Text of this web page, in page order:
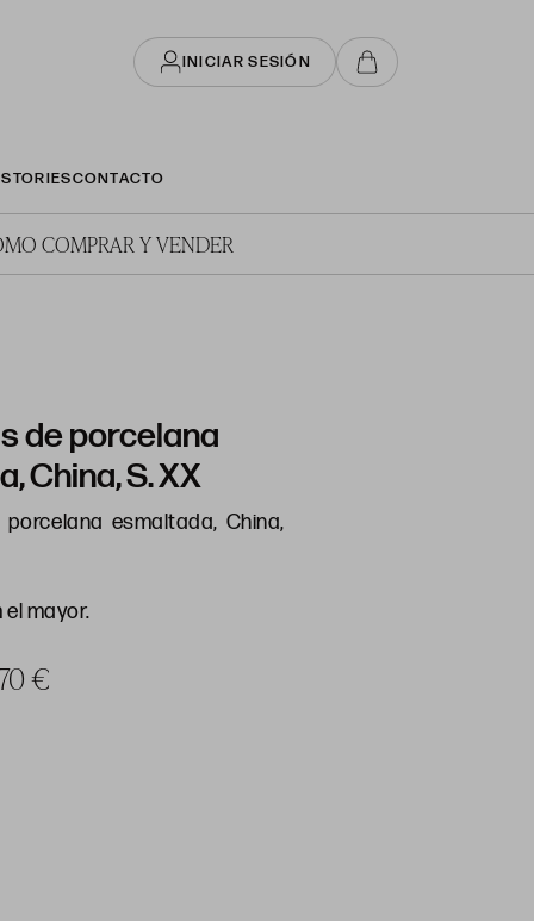
INICIAR SESIÓN
STORIESCONTACTO
COMPRAR Y VENDER
de porcelana
China, S. XX
esmaltada, China,
el mayor.
€